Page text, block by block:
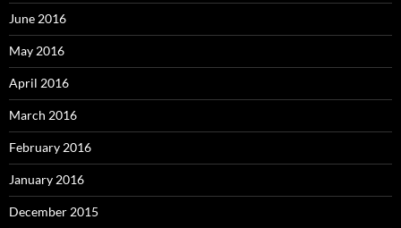
June 2016
May 2016
April 2016
March 2016
February 2016
January 2016
December 2015